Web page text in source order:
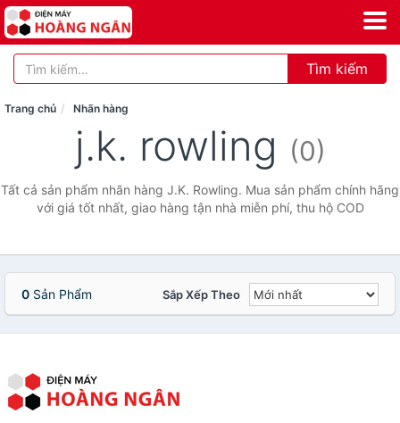
Tìm kiếm
Trang chủ Nhãn hàng
j.k. rowling (0)
Tất cả sản phẩm nhãn hàng J.K. Rowling. Mua sản phẩm chính hãng
với giá tốt nhất, giao hàng tận nhà miễn phí, thu hộ COD
0 Sản Phẩm Sắp Xếp Theo